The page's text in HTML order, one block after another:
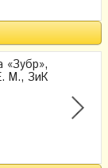
«Зубр»,
М., ЗиК